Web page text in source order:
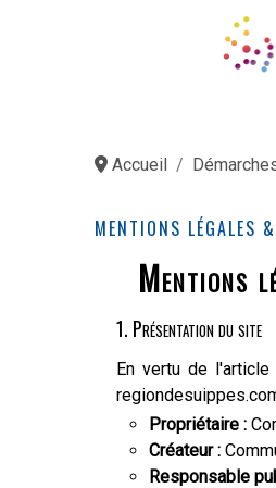
Accueil
MENTIONS LÉGALES
Mentions
1. Présentation du site
En vertu de
Propriétaire :
Créateur :
Responsable